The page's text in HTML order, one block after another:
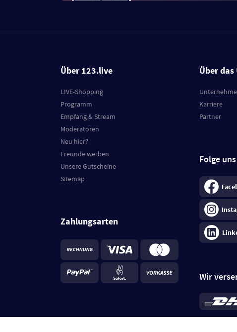
Über 123.live
LIVE-Shopping
Programm
Empfang & Stream
Moderatoren
Neu hier?
Freunde werben
Unsere Gutscheine
Sitemap
Zahlungsarten
Über
Karriere
Partner
Folge uns
Wir
*Standard
je